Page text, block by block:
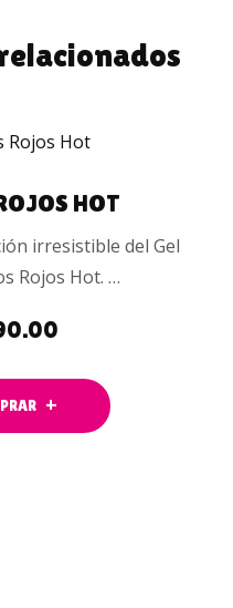
HOT
irresistible del Gel
Rojos Hot. …